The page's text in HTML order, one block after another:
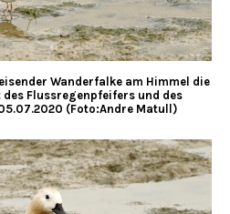
Wanderfalke am Himmel die
Flussregenpfeifers und des
(Foto:Andre Matull)